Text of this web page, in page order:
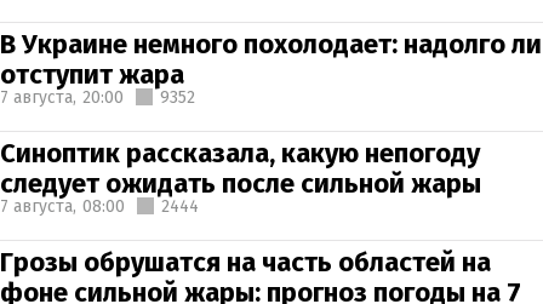
В Украине немного похолодает: надолго ли
отступит жара
7 августа, 20:00 9352
Синоптик рассказала, какую непогоду
следует ожидать после сильной жары
7 августа, 08:00 2444
Грозы обрушатся на часть областей на
фоне сильной жары: прогноз погоды на 7